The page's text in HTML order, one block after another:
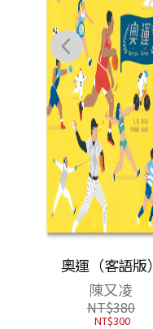
奧運（客語版）
陳又凌
NT$380
NT$300